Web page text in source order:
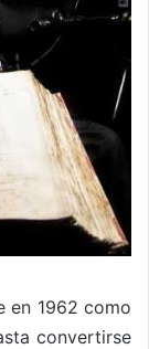
en 1962 como
convertirse